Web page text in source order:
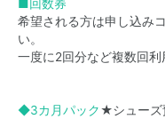
■回数券
希望される方は申し込み
い。
一度に2回分など複数回
◆3カ月パック★シューズ